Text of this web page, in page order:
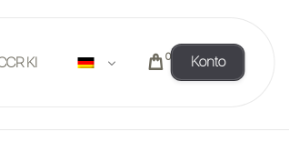
KI 0 Konto